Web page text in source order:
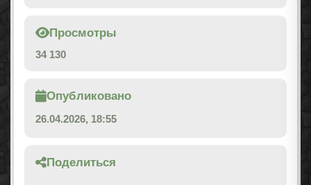
Просмотры
34 130
Опубликовано
26.04.2026, 18:55
Поделиться